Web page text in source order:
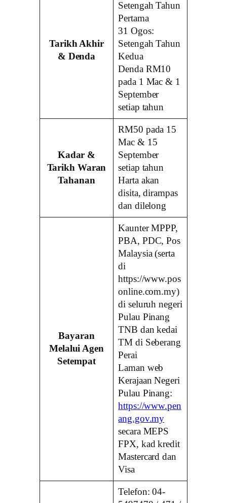
Tarikh Akhir
& Denda
Setengah Tahun
Pertama
31 Ogos:
Setengah Tahun
Kedua
Denda RM10
pada 1 Mac & 1
September
setiap tahun
Kadar &
Tarikh Waran
Tahanan
RM50 pada 15
Mac & 15
September
setiap tahun
Harta akan
disita, dirampas
dan dilelong
Bayaran
Melalui Agen
Setempat
Kaunter MPPP,
PBA, PDC, Pos
Malaysia (serta
di
https://www.pos
online.com.my)
di seluruh negeri
Pulau Pinang
TNB dan kedai
TM di Seberang
Perai
Laman web
Kerajaan Negeri
Pulau Pinang:
https://www.pen
ang.gov.my
secara MEPS
FPX, kad kredit
Mastercard dan
Visa
Telefon: 04-